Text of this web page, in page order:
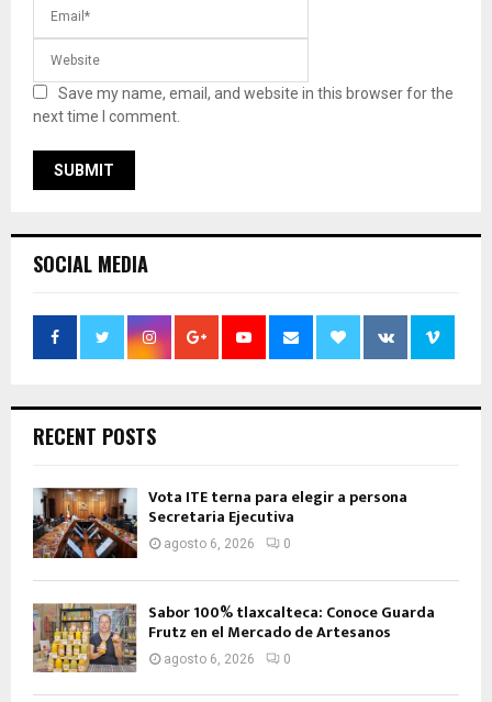
Save my name, email, and website in this browser for the
next time I comment.
SOCIAL MEDIA
RECENT POSTS
Vota ITE terna para elegir a persona
Secretaria Ejecutiva
agosto 6, 2026 0
Sabor 100% tlaxcalteca: Conoce Guarda
Frutz en el Mercado de Artesanos
agosto 6, 2026 0